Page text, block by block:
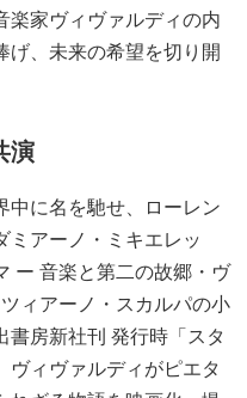
楽家ヴィヴァルディの内
げ、未来の希望を切り開
演
中に名を馳せ、ローレン
ミアーノ・ミキエレッ
ー 音楽と第二の故郷・ヴ
ィアーノ・スカルパの小
書房新社刊 発行時「スタ
ヴィヴァルディがピエタ